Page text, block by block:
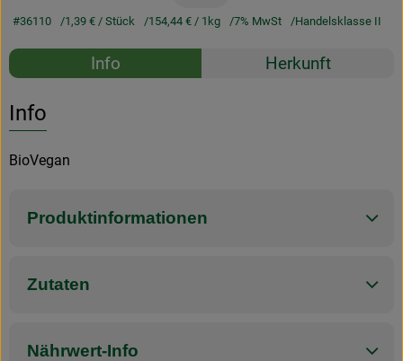
#36110 1,39 € / Stück 154,44 € / 1kg 7% MwSt Handelsklasse II
Rezepte
Info Herkunft
Info
BioVegan
Produktinformationen
Zutaten
Nährwert-Info